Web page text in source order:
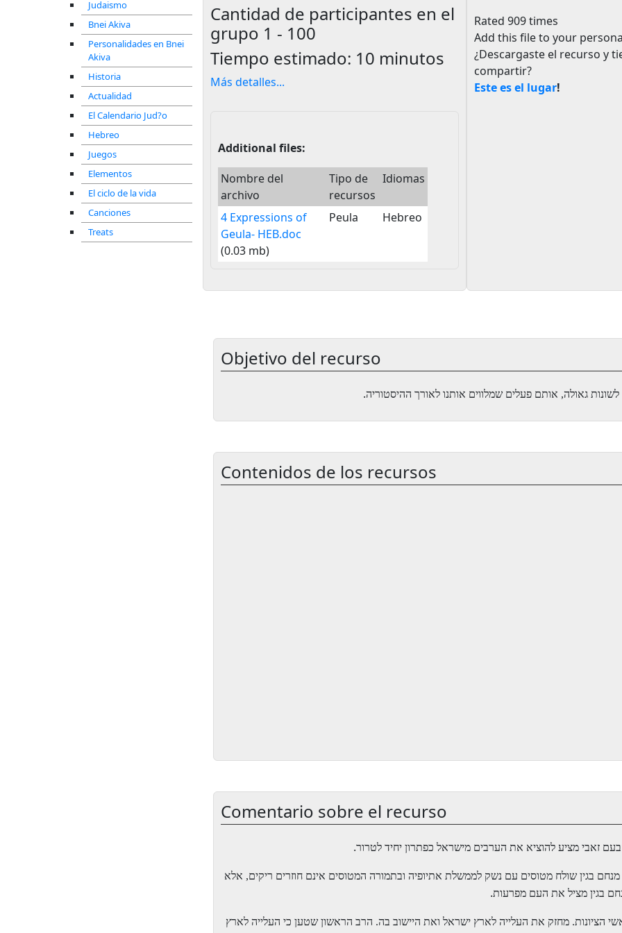
Judaismo
Bnei Akiva
Personalidades en Bnei
Akiva
Historia
Actualidad
El Calendario Jud?o
Hebreo
Juegos
Elementos
El ciclo de la vida
Canciones
Treats
Cantidad de participantes en el
grupo 1 - 100
Tiempo estimado: 10 minutos
Más detalles...
Additional files:
Nombre del
archivo
Tipo de
recursos
Idiomas
4 Expressions of
Geula- HEB.doc
(0.03 mb)
Peula Hebreo
Rated 909 times
Add this file to your
¿Descargaste el recurso y
compartir?
Este es el lugar!
Objetivo del recurso
.
Contenidos de los recursos
Comentario sobre el recurso
זאבי מציע להוציא את הערבים מישראל כפתרון יחיד לטרור.
בגין שולח מטוסים עם נשק לממשלת אתיופיה ובתמורה המטוסים אינם חוזרים ריקים, אלא
בגין מציל את העם מפרעות.
הציונות. מחזק את העלייה לארץ ישראל ואת היישוב בה. הרב הראשון שטען כי העלייה לארץ